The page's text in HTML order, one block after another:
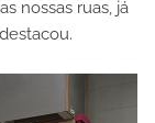
nossas ruas, já